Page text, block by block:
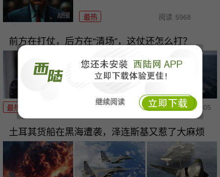
继续阅读
最热 阅读 5968
前方在打仗，后方在“清场”，这仗还怎么打？
最热 阅读 4922 08-05
土耳其货船在黑海遭袭，泽连斯基又惹了大麻烦